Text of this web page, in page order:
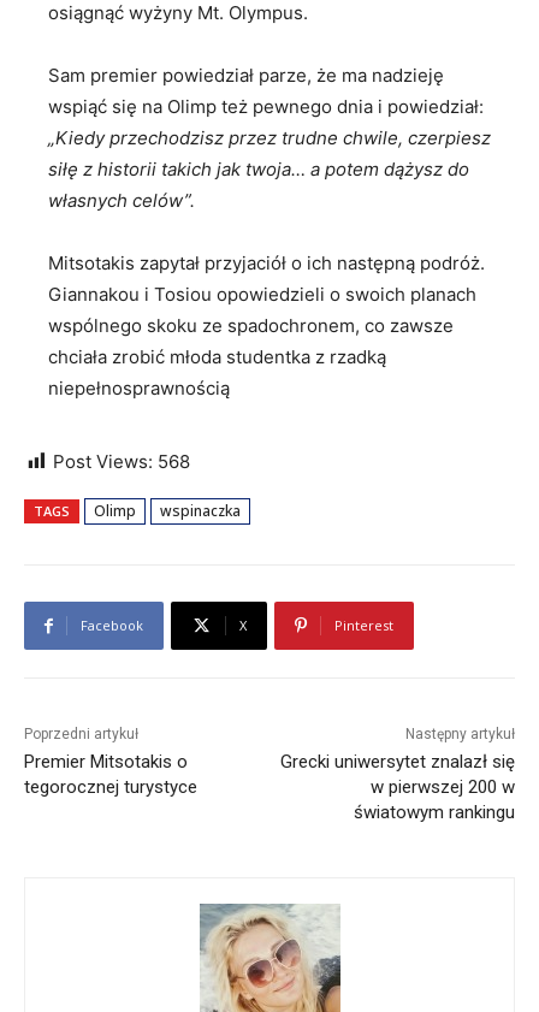
osiągnąć wyżyny Mt. Olympus.
Sam premier powiedział parze, że ma nadzieję
wspiąć się na Olimp też pewnego dnia i powiedział:
„Kiedy przechodzisz przez trudne chwile, czerpiesz
siłę z historii takich jak twoja… a potem dążysz do
własnych celów”.
Mitsotakis zapytał przyjaciół o ich następną podróż.
Giannakou i Tosiou opowiedzieli o swoich planach
wspólnego skoku ze spadochronem, co zawsze
chciała zrobić młoda studentka z rzadką
niepełnosprawnością
Post Views: 568
TAGS Olimp wspinaczka
Facebook X Pinterest
Poprzedni artykuł
Premier Mitsotakis o
tegorocznej turystyce
Następny artykuł
Grecki uniwersytet znalazł się
w pierwszej 200 w
światowym rankingu